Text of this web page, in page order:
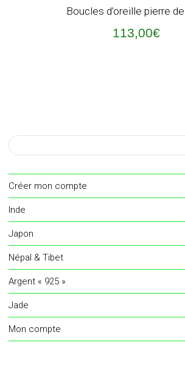
Boucles d’oreille pierre
113,00€
Créer mon compte
Inde
Japon
Népal & Tibet
Argent « 925 »
Jade
Mon compte